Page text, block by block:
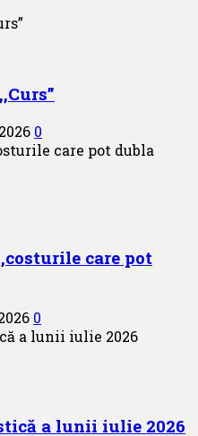
0
care pot
0
a lunii iulie 2026